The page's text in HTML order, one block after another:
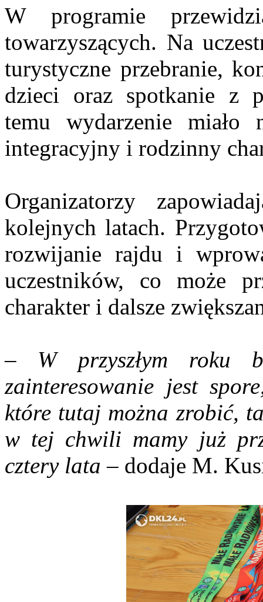
W programie
towarzyszących. Na
turystyczne przebranie,
dzieci oraz spotkanie z
temu wydarzenie
integracyjny i rodzinny
Organizatorzy
kolejnych latach.
rozwijanie rajdu i
uczestników, co może
charakter i dalsze
– W przyszłym roku
zainteresowanie jest
które tutaj można zrobić,
w tej chwili mamy już
cztery lata– dodaje M.